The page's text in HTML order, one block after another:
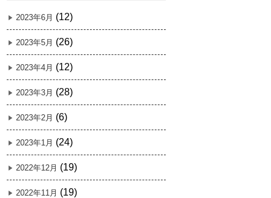
2023年6月 (12)
2023年5月 (26)
2023年4月 (12)
2023年3月 (28)
2023年2月 (6)
2023年1月 (24)
2022年12月 (19)
2022年11月 (19)